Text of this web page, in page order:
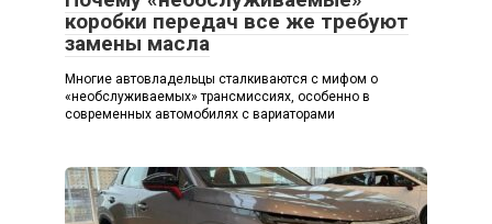
коробки передач все же требуют
замены масла
Многие автовладельцы сталкиваются с мифом о
«необслуживаемых» трансмиссиях, особенно в
современных автомобилях с вариаторами